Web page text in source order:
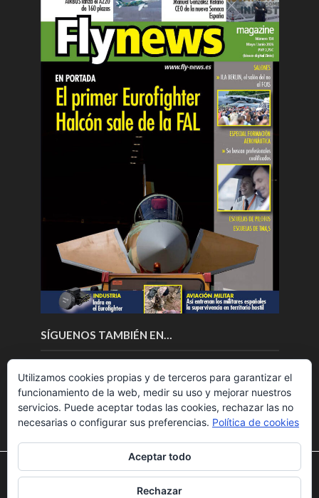
SÍGUENOS TAMBIÉN EN…
Copyright © 2018.Fly News.Noticias aerospacial
Utilizamos cookies para ofrecerte la mejor experiencia en
nuestra web.
Puedes aprender más sobre qué cookies utilizamos o
Utilizamos cookies propias y de terceros para garantizar el
funcionamiento de la web, medir su uso y mejorar nuestros
servicios. Puede aceptar todas las cookies, rechazar las no
necesarias o configurar sus preferencias. Política de cookies
Aceptar todo
Rechazar